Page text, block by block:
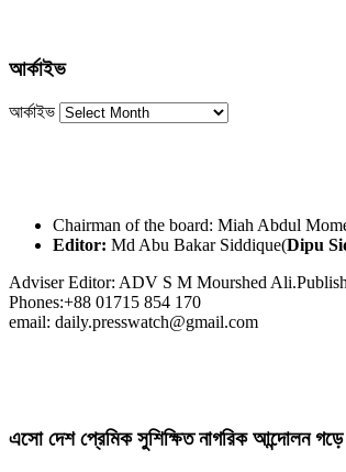
আর্কাইভ
আর্কাইভ
Chairman of the board: Miah Abdul
Editor: Md Abu Bakar Siddique(Dipu
Adviser Editor: ADV S M Mourshed
Phones:+88 01715 854 170
email: daily.presswatch@gmail.com
এসো দেশ প্রেমিক সুশিক্ষিত নাগরিক আন্দোলন